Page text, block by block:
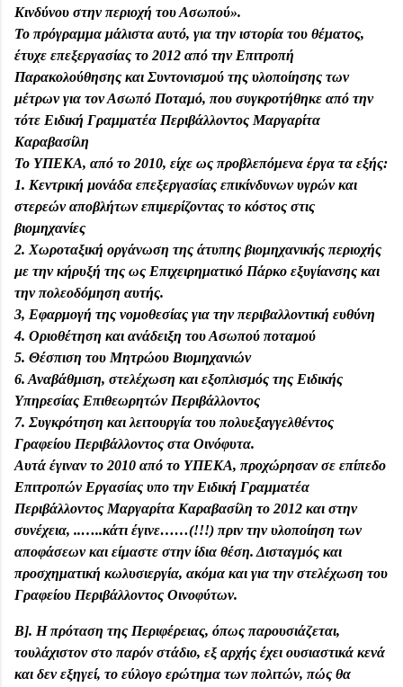
Κινδύνου στην περιοχή του Ασωπού».
Το πρόγραμμα μάλιστα αυτό, για την ιστορία του θέματος,
έτυχε επεξεργασίας το 2012 από την Επιτροπή
Παρακολούθησης και Συντονισμού της υλοποίησης των
μέτρων για τον Ασωπό Ποταμό, που συγκροτήθηκε από την
τότε Ειδική Γραμματέα Περιβάλλοντος Μαργαρίτα
Καραβασίλη
Το ΥΠΕΚΑ, από το 2010, είχε ως προβλεπόμενα έργα τα εξής:
1. Κεντρική µονάδα επεξεργασίας επικίνδυνων υγρών και
στερεών αποβλήτων επιµερίζοντας το κόστος στις
βιομηχανίες
2. Χωροταξική οργάνωση της άτυπης βιομηχανικής περιοχής
µε την κήρυξή της ως Επιχειρηματικό Πάρκο εξυγίανσης και
την πολεοδόμηση αυτής.
3, Εφαρμογή της νομοθεσίας για την περιβαλλοντική ευθύνη
4. Οριοθέτηση και ανάδειξη του Ασωπού ποταµού
5. Θέσπιση του Μητρώου Βιομηχανιών
6. Αναβάθμιση, στελέχωση και εξοπλισµός της Ειδικής
Υπηρεσίας Επιθεωρητών Περιβάλλοντος
7. Συγκρότηση και λειτουργία του πολυεξαγγελθέντος
Γραφείου Περιβάλλοντος στα Οινόφυτα.
Αυτά έγιναν το 2010 από το ΥΠΕΚΑ, προχώρησαν σε επίπεδο
Επιτροπών Εργασίας υπο την Ειδική Γραμματέα
Περιβάλλοντος Μαργαρίτα Καραβασίλη το 2012 και στην
συνέχεια, ..…..κάτι έγινε……(!!!) πριν την υλοποίηση των
αποφάσεων και είμαστε στην ίδια θέση. Δισταγμός και
προσχηματική κωλυσιεργία, ακόμα και για την στελέχωση του
Γραφείου Περιβάλλοντος Οινοφύτων.
Β]. Η πρόταση της Περιφέρειας, όπως παρουσιάζεται,
τουλάχιστον στο παρόν στάδιο, εξ αρχής έχει ουσιαστικά κενά
και δεν εξηγεί, το εύλογο ερώτημα των πολιτών, πώς θα